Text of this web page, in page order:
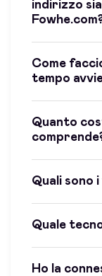
indirizzo
Come
tempo
Quanto
Quali sono
Quale
Ho la